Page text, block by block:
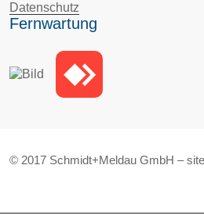
Datenschutz
Fernwartung
© 2017 Schmidt+Meldau GmbH –